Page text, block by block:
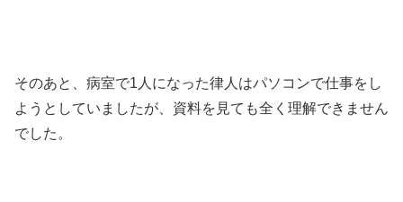
そのあと、病室で1人になった律人はパソコンで仕事をし
ようとしていましたが、資料を見ても全く理解できません
でした。